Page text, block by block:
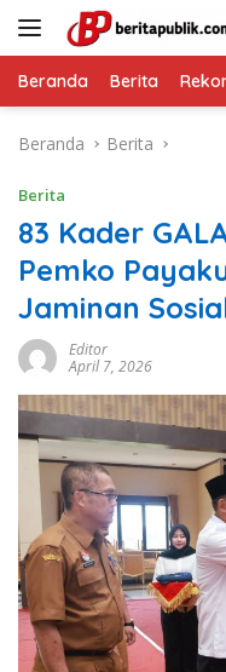
Beranda Berita
Beranda Berita
Berita
83 Kader
Pemko
Jaminan
Editor
April 7, 2026